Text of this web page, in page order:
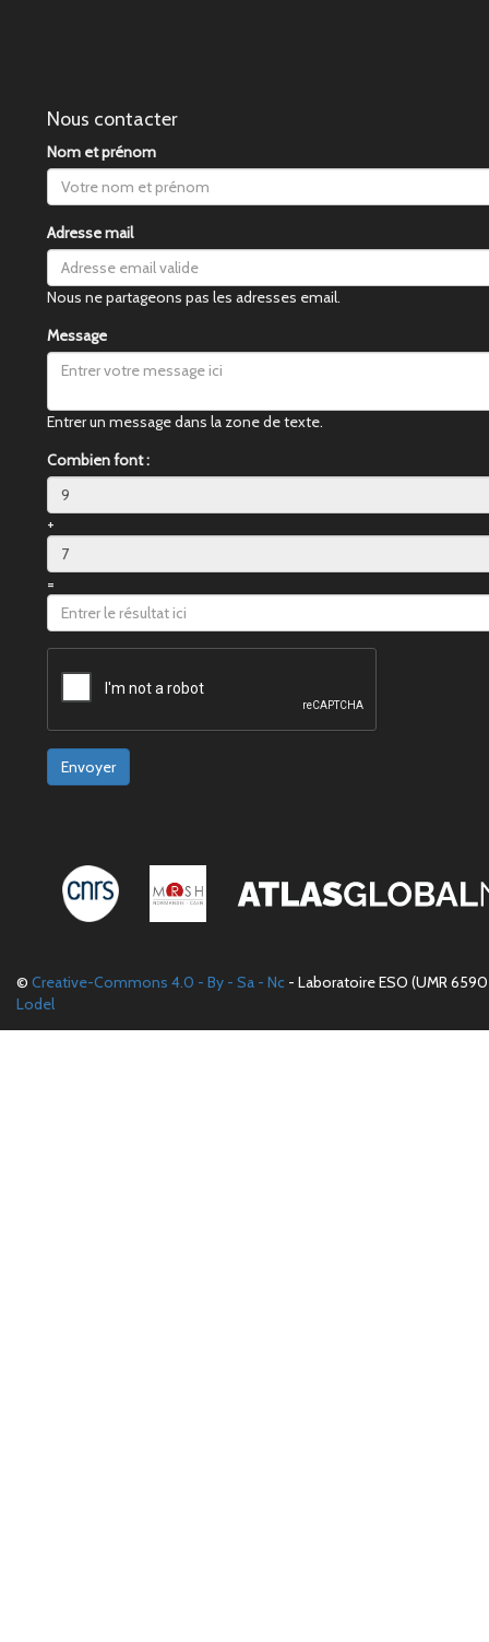
Nous contacter
Nom et prénom
Adresse mail
Nous ne partageons pas les adresses email.
Message
Entrer un message dans la zone de texte.
Combien font :
+
=
Envoyer
© Creative-Commons 4.0 - By - Sa - Nc - Laboratoire ESO (UMR
Lodel